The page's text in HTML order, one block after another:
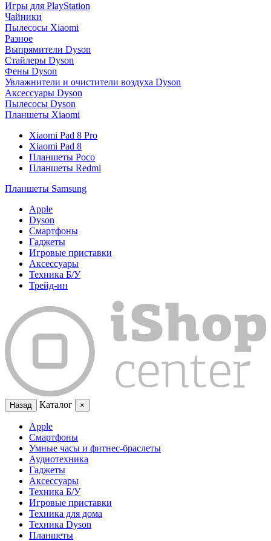
Игры для PlayStation
Чайники
Пылесосы Xiaomi
Разное
Выпрямители Dyson
Стайлеры Dyson
Фены Dyson
Увлажнители и очистители воздуха Dyson
Аксессуары Dyson
Пылесосы Dyson
Планшеты Xiaomi
Xiaomi Pad 8 Pro
Xiaomi Pad 8
Планшеты Poco
Планшеты Redmi
Планшеты Samsung
Apple
Dyson
Смартфоны
Гаджеты
Игровые приставки
Аксессуары
Техника Б/У
Трейд-ин
Назад Каталог ×
Apple
Смартфоны
Умные часы и фитнес-браслеты
Аудиотехника
Гаджеты
Аксессуары
Техника Б/У
Игровые приставки
Техника для дома
Техника Dyson
Планшеты